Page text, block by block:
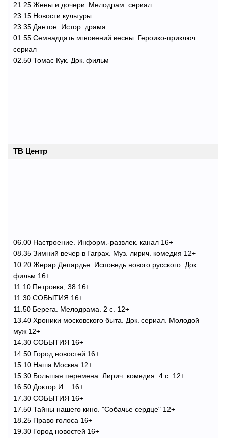
21.25 Жены и дочери. Мелодрам. сериал
23.15 Новости культуры
23.35 Дантон. Истор. драма
01.55 Семнадцать мгновений весны. Героико-приключ.
сериал
02.50 Томас Кук. Док. фильм
ТВ Центр
06.00 Настроение. Информ.-развлек. канал 16+
08.35 Зимний вечер в Гаграх. Муз. лирич. комедия 12+
10.20 Жерар Депардье. Исповедь нового русского. Док.
фильм 16+
11.10 Петровка, 38 16+
11.30 СОБЫТИЯ 16+
11.50 Берега. Мелодрама. 2 с. 12+
13.40 Хроники московского быта. Док. сериал. Молодой
муж 12+
14.30 СОБЫТИЯ 16+
14.50 Город новостей 16+
15.10 Наша Москва 12+
15.30 Большая перемена. Лирич. комедия. 4 с. 12+
16.50 Доктор И... 16+
17.30 СОБЫТИЯ 16+
17.50 Тайны нашего кино. "Собачье сердце" 12+
18.25 Право голоса 16+
19.30 Город новостей 16+